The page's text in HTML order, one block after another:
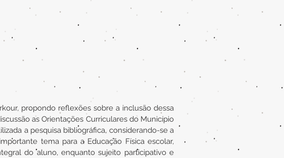
propondo reflexões sobre a inclusão dessa
as Orientações Curriculares do Município
a pesquisa bibliográfica, considerando-se a
tema para a Educação Física escolar,
do aluno, enquanto sujeito participativo e